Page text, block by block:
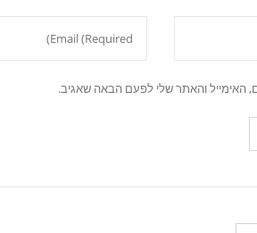
האימייל והאתר שלי לפעם הבאה שאגיב.